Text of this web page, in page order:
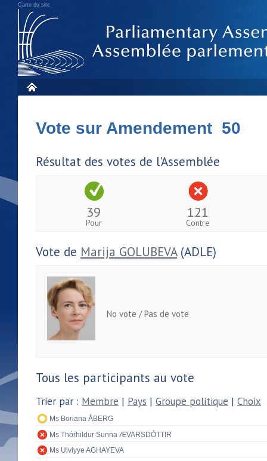
Carte du site
Vote sur Amendement 50
Résultat des votes de l'Assemblée
39
Pour
121
Contre
Vote de Marija GOLUBEVA(ADLE)
No vote / Pas de vote
Tous les participants au vote
Trier par : Membre | Pays | Groupe politique | Choix
Ms Boriana ÅBERG
Ms Thórhildur Sunna ÆVARSDÓTTIR
Ms Ulviyye AGHAYEVA